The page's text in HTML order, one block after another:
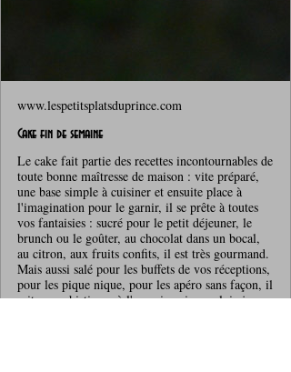
www.lespetitsplatsduprince.com
Cake fin de semaine
Le cake fait partie des recettes incontournables de
toute bonne maîtresse de maison : vite préparé,
une base simple à cuisiner et ensuite place à
l'imagination pour le garnir, il se prête à toutes
vos fantaisies : sucré pour le petit déjeuner, le
brunch ou le goûter, au chocolat dans un bocal,
au citron, aux fruits confits, il est très gourmand.
Mais aussi salé pour les buffets de vos réceptions,
pour les pique nique, pour les apéro sans façon, il
sait se sophistiquer à l'occasion si vous lui aj